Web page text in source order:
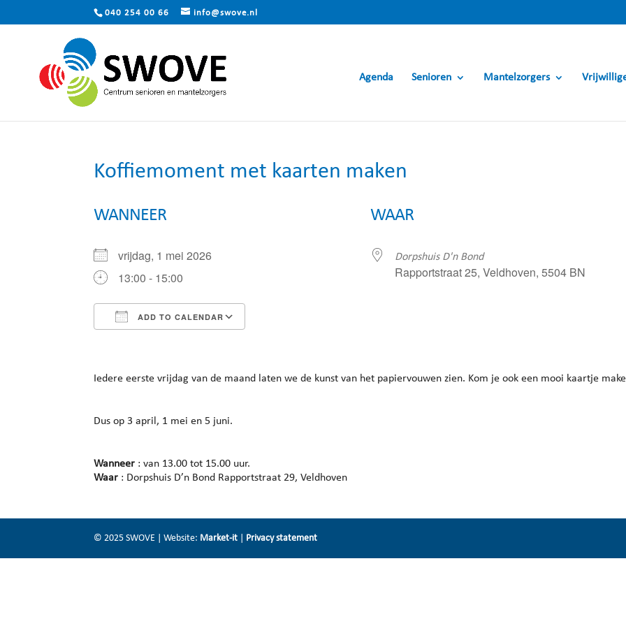
040 254 00 66 info@swove.nl
Agenda Senioren Mantelzorgers
Koffiemoment met kaarten maken
WANNEER
vrijdag, 1 mei 2026
13:00 - 15:00
ADD TO CALENDAR
WAAR
Dorpshuis D'n Bond
Rapportstraat 25, Veldhoven, 5504 BN
Iedere eerste vrijdag van de maand laten we de kunst van het papiervouwen zien. Kom je ook een mooi kaartje
Dus op 3 april, 1 mei en 5 juni.
Wanneer : van 13.00 tot 15.00 uur.
Waar : Dorpshuis D’n Bond Rapportstraat 29, Veldhoven
© 2025 SWOVE | Website: Market-it Privacy statement